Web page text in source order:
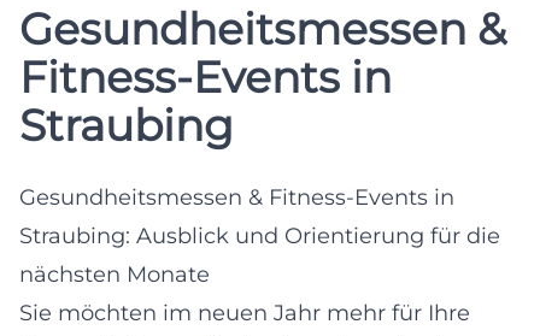
Gesundheitsmessen &
Fitness-Events in
Straubing
Gesundheitsmessen & Fitness-Events in
Straubing: Ausblick und Orientierung für die
nächsten Monate
Sie möchten im neuen Jahr mehr für Ihre